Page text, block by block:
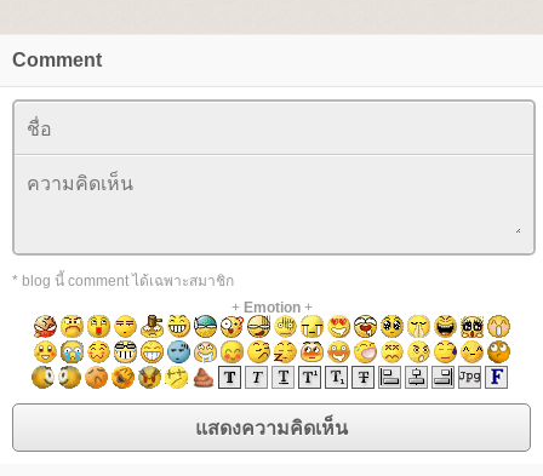
Comment
* blog นี้ comment ได้เฉพาะสมาชิก
+ Emotion+